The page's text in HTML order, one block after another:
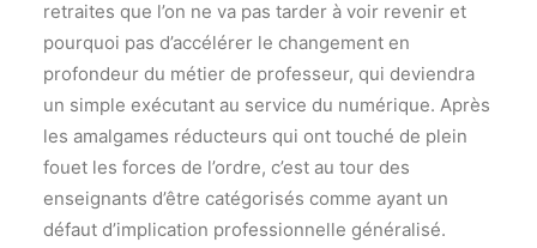
retraites que l’on ne va pas tarder à voir revenir et
pourquoi pas d’accélérer le changement en
profondeur du métier de professeur, qui deviendra
un simple exécutant au service du numérique. Après
les amalgames réducteurs qui ont touché de plein
fouet les forces de l’ordre, c’est au tour des
enseignants d’être catégorisés comme ayant un
défaut d’implication professionnelle généralisé.